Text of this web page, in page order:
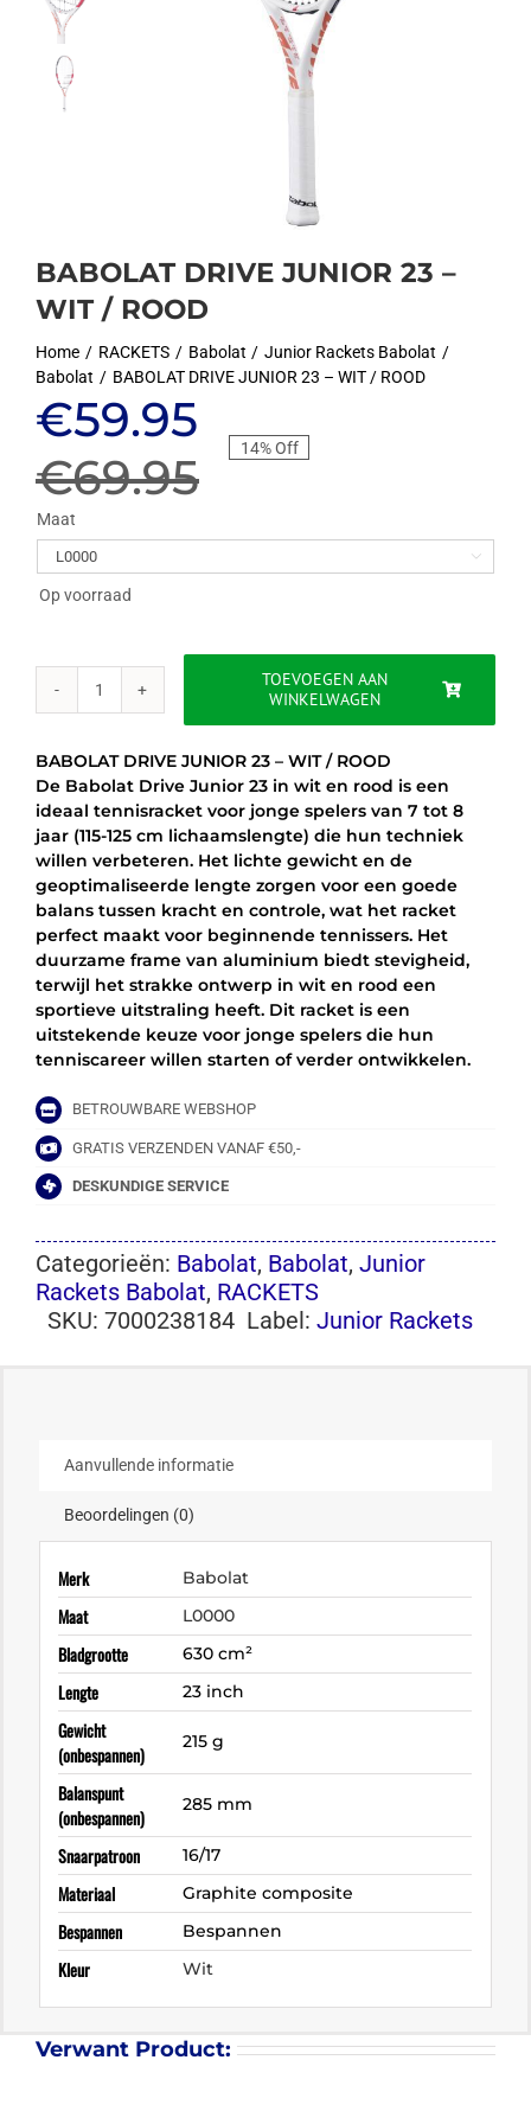
BABOLAT DRIVE JUNIOR 23 –
WIT / ROOD
Home RACKETS Babolat
Junior Rackets Babolat
Babolat
BABOLAT DRIVE JUNIOR 23 – WIT / ROOD
€69.95
Oorspronkelijke
prijs
was:
€69.95.
€59.95
Huidige
prijs
is:
€59.95.
14% Off
Maat

Op voorraad
BABOLAT
23
ROOD
TOEVOEGEN AAN
WINKELWAGEN
BABOLAT DRIVE JUNIOR 23 – WIT / ROOD
De Babolat Drive Junior 23 in wit en rood is een
ideaal tennisracket voor jonge spelers van 7 tot 8
jaar (115-125 cm lichaamslengte) die hun techniek
willen verbeteren. Het lichte gewicht en de
geoptimaliseerde lengte zorgen voor een goede
balans tussen kracht en controle, wat het racket
perfect maakt voor beginnende tennissers. Het
duurzame frame van aluminium biedt stevigheid,
terwijl het strakke ontwerp in wit en rood een
sportieve uitstraling heeft. Dit racket is een
uitstekende keuze voor jonge spelers die hun
tenniscareer willen starten of verder ontwikkelen.
BETROUWBARE WEBSHOP
GRATIS VERZENDEN VANAF €50,-
DESKUNDIGE SERVICE
Categorieën: Babolat, Babolat, Junior
Rackets Babolat, RACKETS
SKU: 7000238184 Label: Junior Rackets
Aanvullende informatie
Beoordelingen (0)
Merk Babolat
Maat L0000
Bladgrootte 630 cm²
Lengte 23 inch
Gewicht
(onbespannen)
215 g
Balanspunt
(onbespannen)
285 mm
Snaarpatroon 16/17
Materiaal Graphite composite
Bespannen Bespannen
Kleur Wit
Verwant Product: